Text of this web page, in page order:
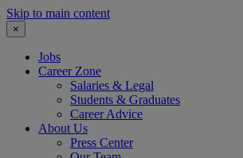
Skip to main content
×
Jobs
Career Zone
Salaries & Legal
Students & Graduates
Career Advice
About Us
Press Center